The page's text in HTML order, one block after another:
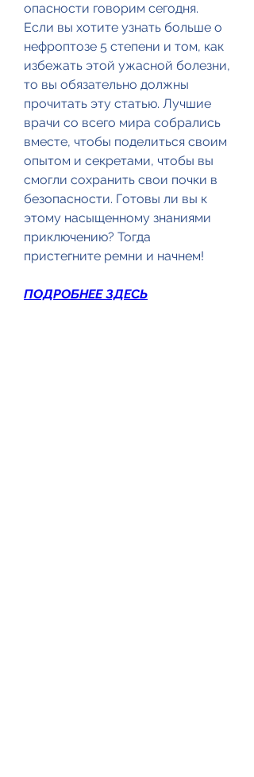
опасности говорим сегодня.
Если вы хотите узнать больше о
нефроптозе 5 степени и том, как
избежать этой ужасной болезни,
то вы обязательно должны
прочитать эту статью. Лучшие
врачи со всего мира собрались
вместе, чтобы поделиться своим
опытом и секретами, чтобы вы
смогли сохранить свои почки в
безопасности. Готовы ли вы к
этому насыщенному знаниями
приключению? Тогда
пристегните ремни и начнем!
ПОДРОБНЕЕ ЗДЕСЬ